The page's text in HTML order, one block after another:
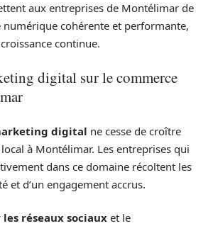
aux entreprises de Montélimar de
numérique cohérente et performante,
continue.
digital sur le commerce
digital ne cesse de croître
à Montélimar. Les entreprises qui
dans ce domaine récoltent les
et d’un engagement accrus.
réseaux sociaux et le